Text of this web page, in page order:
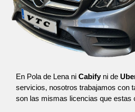
En Pola de Lena ni Cabify ni de
servicios, nosotros trabajamos con
son las mismas licencias que estas